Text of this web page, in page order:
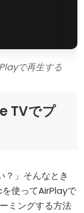
で再生する
TVでプ
？」そんなとき
使ってAirPlayで
ミングする方法